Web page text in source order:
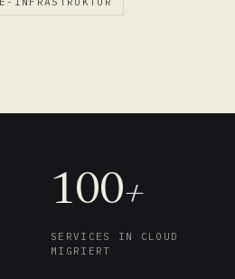
100+
SERVICES IN CLOUD
MIGRIERT